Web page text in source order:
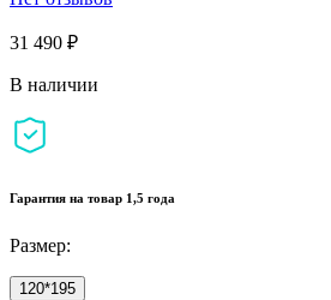
31 490 ₽
В наличии
Гарантия на товар 1,5 года
Размер:
120*195